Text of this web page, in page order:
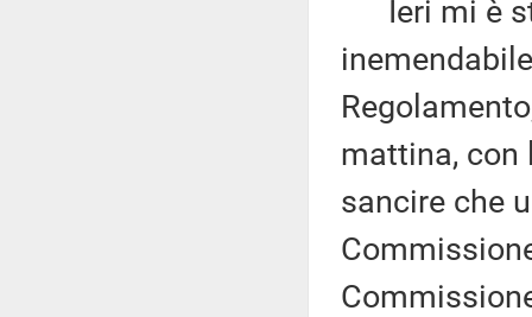
Ieri mi è
mattina, con
sancire che